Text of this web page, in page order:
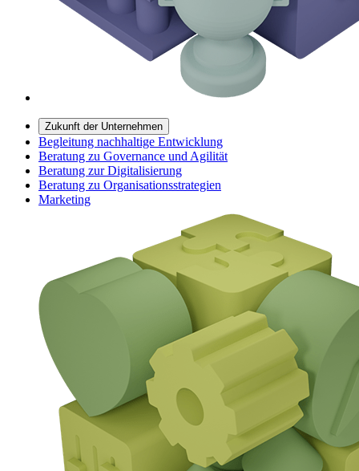
Zukunft der Unternehmen
Begleitung nachhaltige Entwicklung
Beratung zu Governance und Agilität
Beratung zur Digitalisierung
Beratung zu Organisationsstrategien
Marketing